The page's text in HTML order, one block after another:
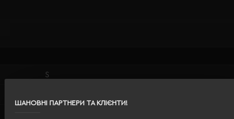
ШАНОВНІ ПАРТНЕРИ ТА КЛІЄНТИ!
S